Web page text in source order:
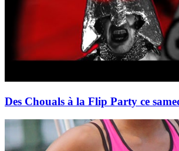
Des Chouals à la Flip Party ce